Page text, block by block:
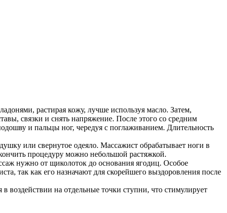
растирая кожу, лучше используя масло. Затем,
связки и снять напряжение. После этого со средним
и пальцы ног, чередуя с поглаживанием. Длительность
или свернутое одеяло. Массажист обрабатывает ноги в
процедуру можно небольшой растяжкой.
нужно от щиколоток до основания ягодиц. Особое
так как его назначают для скорейшего выздоровления после
на отдельные точки ступни, что стимулирует